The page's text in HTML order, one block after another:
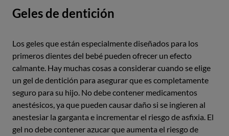
Geles de dentición
Los geles que están especialmente diseñados para los
primeros dientes del bebé pueden ofrecer un efecto
calmante. Hay muchas cosas a considerar cuando se elige
un gel de dentición para asegurar que es completamente
seguro para su hijo. No debe contener medicamentos
anestésicos, ya que pueden causar daño si se ingieren al
anestesiar la garganta e incrementar el riesgo de asfixia. El
gel no debe contener azucar que aumenta el riesgo de